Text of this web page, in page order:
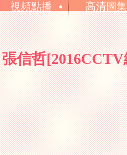
視頻點播 高清圖集
信哲